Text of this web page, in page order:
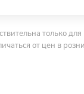
только
от цен в